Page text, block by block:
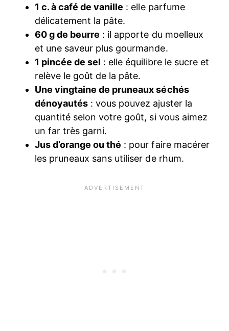
1 c. à café de vanille : elle parfume
délicatement la pâte.
60 g de beurre : il apporte du moelleux
et une saveur plus gourmande.
1 pincée de sel : elle équilibre le sucre et
relève le goût de la pâte.
Une vingtaine de pruneaux séchés
dénoyautés : vous pouvez ajuster la
quantité selon votre goût, si vous aimez
un far très garni.
Jus d’orange ou thé : pour faire macérer
les pruneaux sans utiliser de rhum.